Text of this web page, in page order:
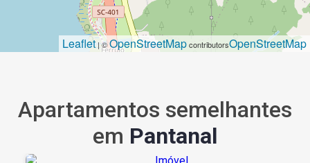
Leaflet| ©OpenStreetMapcontributorsOpenStreetMap
Apartamentos semelhantes
em Pantanal